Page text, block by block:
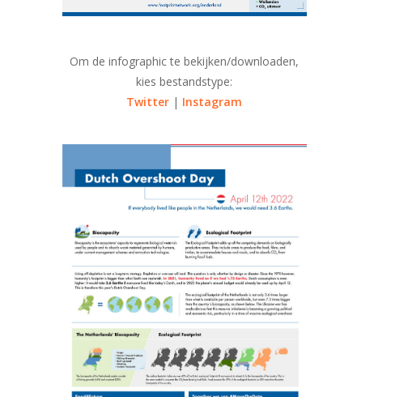
Om de infographic te bekijken/downloaden,
kies bestandstype:
Twitter | Instagram